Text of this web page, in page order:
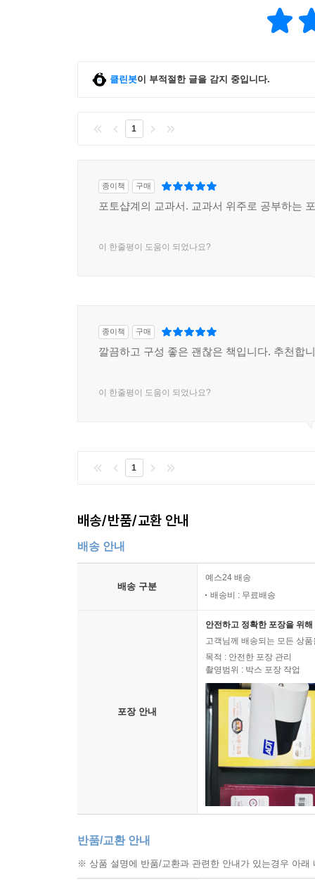
클린봇이 부적절한 글을 감지 중입니다.
1
종이책 구매
포토샵계의 교과서. 교과서 위주로 공부하는
이 한줄평이 도움이 되었나요?
종이책 구매
깔끔하고 구성 좋은 괜찮은 책입니다. 추천합
이 한줄평이 도움이 되었나요?
1
배송/반품/교환 안내
배송 안내
배송 구분
예스24 배송
배송비 : 무료배송
포장 안내
안전하고 정확한 포장을 위
고객님께 배송되는 모든 상
목적 : 안전한 포장 관리
촬영범위 : 박스 포장 작업
반품/교환 안내
※ 상품 설명에 반품/교환과 관련한 안내가 있는경우 아